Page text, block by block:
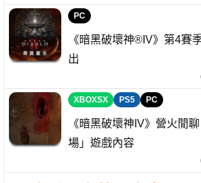
PC
《暗黑破壞神®IV》第4賽
出
XBOXSX PS5 PC
《暗黑破壞神IV》營火閒
場」遊戲內容